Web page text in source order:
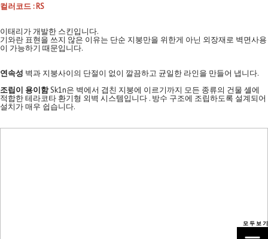
컬러코드 : RS
이태리가 개발한 스킨입니다.
기와란 표현을 쓰지 않은 이유는 단순 지붕만을 위한게 아닌 외장재로 벽면사용
이 가능하기 때문입니다.
연속성 벽과 지붕사이의 단절이 없이 깔끔하고 균일한 라인을 만들어 냅니다.
조립이 용이함Sk1n은 벽에서 겹친 지붕에 이르기까지 모든 종류의 건물 셸에
적합한 테라코타 환기형 외벽 시스템입니다 . 방수 구조에 조립하도록 설계되어
설치가 매우 쉽습니다.
모 두 보 기